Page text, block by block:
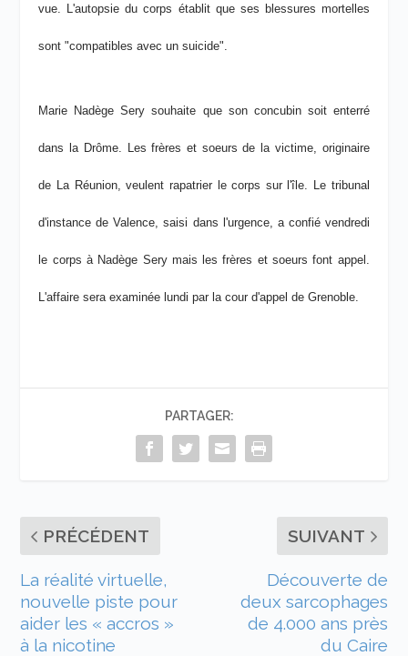
vue. L'autopsie du corps établit que ses blessures mortelles
sont "compatibles avec un suicide".
Marie Nadège Sery souhaite que son concubin soit enterré
dans la Drôme. Les frères et soeurs de la victime, originaire
de La Réunion, veulent rapatrier le corps sur l'île. Le tribunal
d'instance de Valence, saisi dans l'urgence, a confié vendredi
le corps à Nadège Sery mais les frères et soeurs font appel.
L'affaire sera examinée lundi par la cour d'appel de Grenoble.
PARTAGER:
PRÉCÉDENT
La réalité virtuelle,
nouvelle piste pour
aider les « accros »
à la nicotine
SUIVANT
Découverte de
deux sarcophages
de 4.000 ans près
du Caire